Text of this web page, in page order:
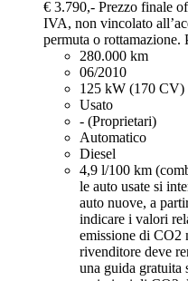
€ 3.790,- Prezzo finale
IVA, non vincolato
permuta o rottamazione.
280.000 km
06/2010
125 kW (170 CV)
Usato
- (Proprietari)
Automatico
Diesel
4,9 l/100 km
le auto usate si
auto nuove, a
indicare i valori
emissione di
rivenditore deve
una guida gratuita